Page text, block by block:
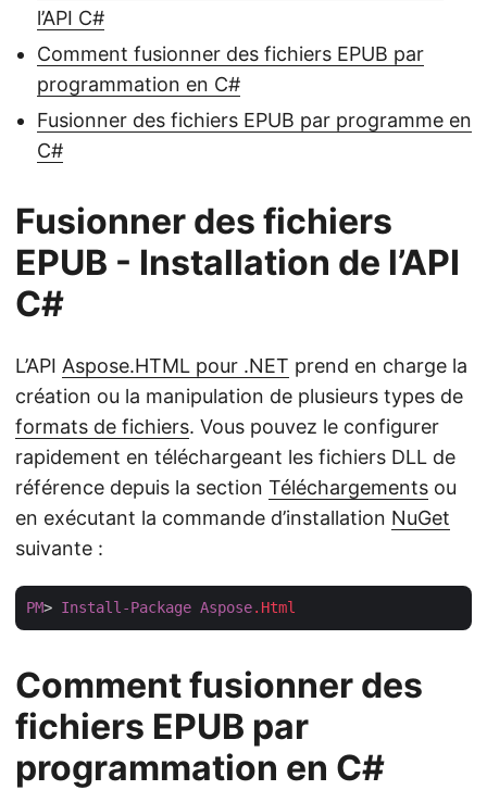
l’API C#
Comment fusionner des fichiers EPUB par
programmation en C#
Fusionner des fichiers EPUB par programme en
C#
Fusionner des fichiers
EPUB - Installation de l’API
C#
L’API Aspose.HTML pour .NET prend en charge la
création ou la manipulation de plusieurs types de
formats de fichiers. Vous pouvez le configurer
rapidement en téléchargeant les fichiers DLL de
référence depuis la section Téléchargements ou
en exécutant la commande d’installation NuGet
suivante :
PM> Install-Package Aspose.Html
Comment fusionner des
fichiers EPUB par
programmation en C#